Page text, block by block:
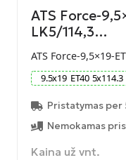
ATS Force-
LK5/114,3…
ATS Force-9,5×19-
9.5x19 ET40 5x114.3
Pristatymas per
Nemokamas
Kaina už vnt.